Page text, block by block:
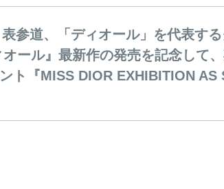
参道、「ディオール」を代表す
ール』最新作の発売を記念して
ト『MISS DIOR EXHIBITION AS